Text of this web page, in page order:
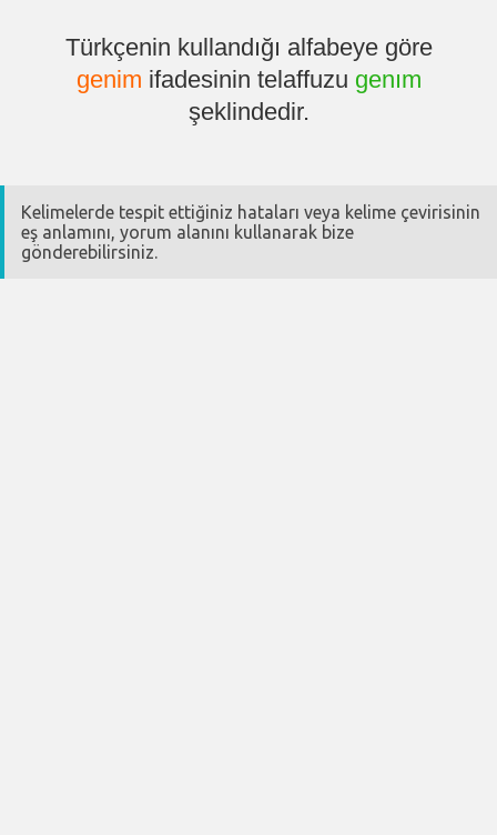
Türkçenin kullandığı alfabeye göre
genim ifadesinin telaffuzu genım
şeklindedir.
Kelimelerde tespit ettiğiniz hataları veya kelime çevirisinin
eş anlamını, yorum alanını kullanarak bize
gönderebilirsiniz.